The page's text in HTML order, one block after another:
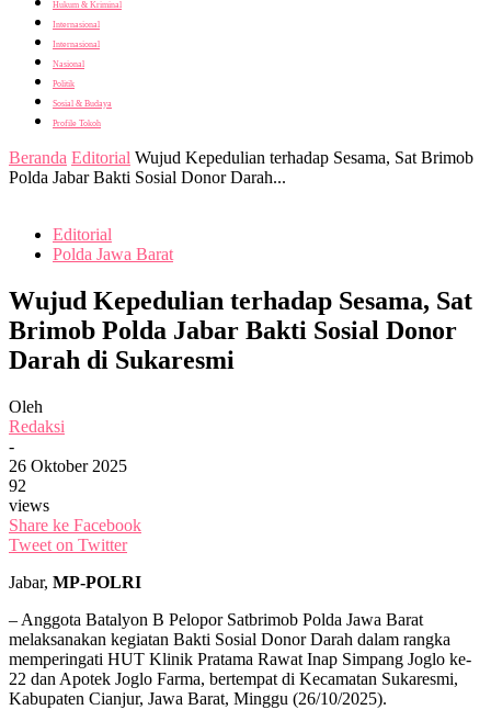
Hukum & Kriminal
Internasional
Internasional
Nasional
Politik
Sosial & Budaya
Profile Tokoh
Beranda Editorial Wujud Kepedulian terhadap Sesama, Sat Brimob
Polda Jabar Bakti Sosial Donor Darah...
Editorial
Polda Jawa Barat
Wujud Kepedulian terhadap Sesama, Sat
Brimob Polda Jabar Bakti Sosial Donor
Darah di Sukaresmi
Oleh
Redaksi
-
26 Oktober 2025
92
views
Share ke Facebook
Tweet on Twitter
Jabar, MP-POLRI
– Anggota Batalyon B Pelopor Satbrimob Polda Jawa Barat
melaksanakan kegiatan Bakti Sosial Donor Darah dalam rangka
memperingati HUT Klinik Pratama Rawat Inap Simpang Joglo ke-
22 dan Apotek Joglo Farma, bertempat di Kecamatan Sukaresmi,
Kabupaten Cianjur, Jawa Barat, Minggu (26/10/2025).